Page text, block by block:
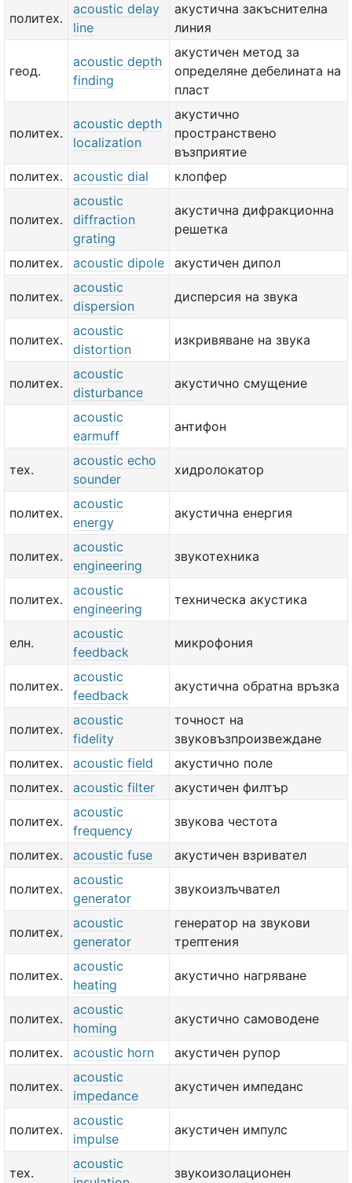
политех.
acoustic delay
line
акустична закъснителна
линия
геод.
acoustic depth
finding
акустичен метод за
определяне дебелината на
пласт
политех.
acoustic depth
localization
акустично
пространствено
възприятие
политех.
acoustic dial клопфер
политех.
acoustic
diffraction
grating
акустична дифракционна
решетка
политех. acoustic dipole акустичен дипол
политех.
acoustic
dispersion
дисперсия на звука
политех.
acoustic
distortion
изкривяване на звука
политех.
acoustic
disturbance
акустично смущение
acoustic
earmuff
антифон
тех.
acoustic echo
sounder
хидролокатор
политех.
acoustic
energy
акустична енергия
политех.
acoustic
engineering
звукотехника
политех.
acoustic
engineering
техническа акустика
елн.
acoustic
feedback
микрофония
политех.
acoustic
feedback
акустична обратна връзка
политех.
acoustic
fidelity
точност на
звуковъзпроизвеждане
политех.
acoustic field
акустично поле
политех.
acoustic filter акустичен филтър
политех.
acoustic
frequency
звукова честота
политех. acoustic fuse акустичен взривател
политех.
acoustic
generator
звукоизлъчвател
политех.
acoustic
generator
генератор на звукови
трептения
политех.
acoustic
heating
акустично нагряване
политех.
acoustic
homing
акустично самоводене
политех. acoustic horn акустичен рупор
политех.
acoustic
impedance
акустичен импеданс
политех.
acoustic
impulse
акустичен импулс
тех.
acoustic
звукоизолационен